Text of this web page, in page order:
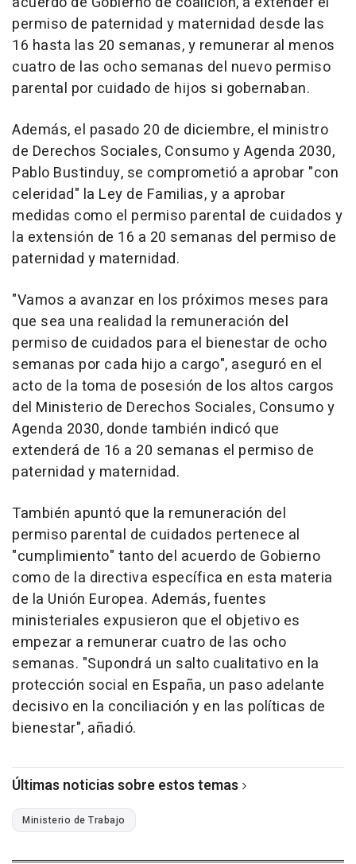
permiso de paternidad y maternidad desde las
16 hasta las 20 semanas, y remunerar al menos
cuatro de las ocho semanas del nuevo permiso
parental por cuidado de hijos si gobernaban.
Además, el pasado 20 de diciembre, el ministro
de Derechos Sociales, Consumo y Agenda 2030,
Pablo Bustinduy, se comprometió a aprobar "con
celeridad" la Ley de Familias, y a aprobar
medidas como el permiso parental de cuidados y
la extensión de 16 a 20 semanas del permiso de
paternidad y maternidad.
"Vamos a avanzar en los próximos meses para
que sea una realidad la remuneración del
permiso de cuidados para el bienestar de ocho
semanas por cada hijo a cargo", aseguró en el
acto de la toma de posesión de los altos cargos
del Ministerio de Derechos Sociales, Consumo y
Agenda 2030, donde también indicó que
extenderá de 16 a 20 semanas el permiso de
paternidad y maternidad.
También apuntó que la remuneración del
permiso parental de cuidados pertenece al
"cumplimiento" tanto del acuerdo de Gobierno
como de la directiva específica en esta materia
de la Unión Europea. Además, fuentes
ministeriales expusieron que el objetivo es
empezar a remunerar cuatro de las ocho
semanas. "Supondrá un salto cualitativo en la
protección social en España, un paso adelante
decisivo en la conciliación y en las políticas de
bienestar", añadió.
Últimas noticias sobre estos temas
Ministerio de Trabajo